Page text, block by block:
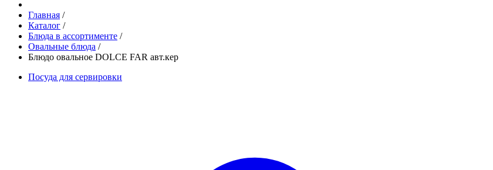
Главная /
Каталог /
Блюда в ассортименте /
Овальные блюда /
Блюдо овальное DOLCE FAR авт.кер
Посуда для сервировки